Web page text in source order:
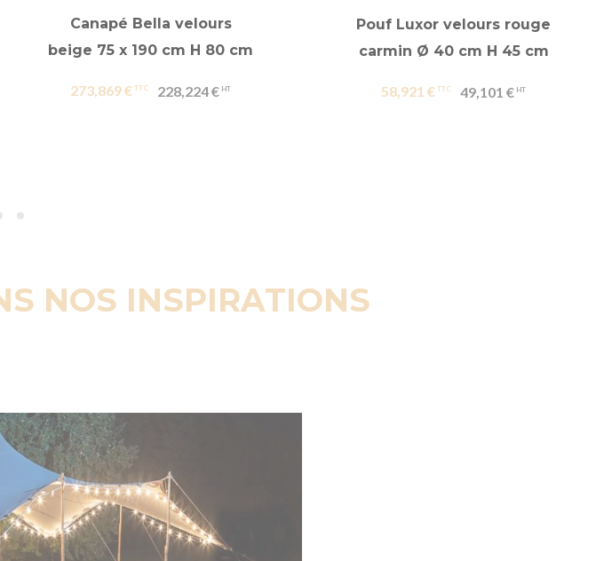
Canapé Bella velours
beige 75 x 190 cm H 80 cm
273,869 € 228,224 €
Pouf Luxor velours rouge
carmin Ø 40 cm H 45 cm
58,921 € 49,101 €
NOS INSPIRATIONS